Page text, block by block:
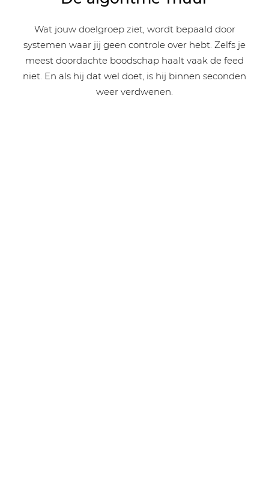
Wat jouw doelgroep ziet, wordt bepaald door
systemen waar jij geen controle over hebt. Zelfs je
meest doordachte boodschap haalt vaak de feed
niet. En als hij dat wel doet, is hij binnen seconden
weer verdwenen.